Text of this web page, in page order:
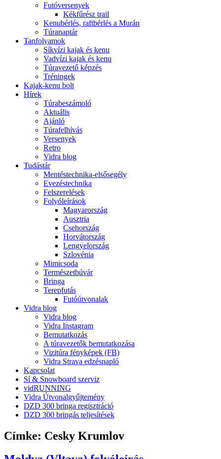
Futóversenyek
Kékfűrész trail
Kenubérlés, raftbérlés a Murán
Túranaptár
Tanfolyamok
Síkvízi kajak és kenu
Vadvízi kajak és kenu
Túravezető képzés
Tréningek
Kajak-kenu bolt
Hírek
Túrabeszámoló
Aktuális
Ajánló
Túrafelhívás
Versenyek
Retro
Vidra blog
Tudástár
Mentéstechnika-elsősegély
Evezéstechnika
Felszerelések
Folyóleírások
Magyarország
Ausztria
Csehország
Horvátország
Lengyelország
Szlovénia
Mimicsoda
Természetbúvár
Bringa
Terepfutás
Futóútvonalak
Vidra blog
Vidra blog
Vidra Instagram
Bemutatkozás
A túravezetők bemutatkozása
Vizitúra fényképek (FB)
Vidra Strava edzésnapló
Kapcsolat
Sí & Snowboard szerviz
vidRUNNING
Vidra Útvonalgyűjtemény
DZD 300 bringa regisztráció
DZD 300 bringás teljesítések
Címke: Cesky Krumlov